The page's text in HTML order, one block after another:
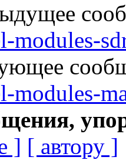
modules-
modules-
] [ автору ]